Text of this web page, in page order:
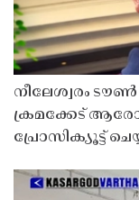
നീലേശ്വരം
ക്രമക്കേട്
പ്രോസിക്യൂട്ട്